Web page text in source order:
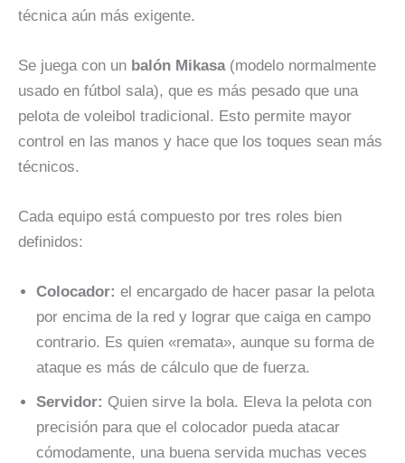
técnica aún más exigente.
Se juega con un balón Mikasa(modelo normalmente
usado en fútbol sala), que es más pesado que una
pelota de voleibol tradicional. Esto permite mayor
control en las manos y hace que los toques sean más
técnicos.
Cada equipo está compuesto por tres roles bien
definidos:
Colocador: el encargado de hacer pasar la pelota
por encima de la red y lograr que caiga en campo
contrario. Es quien «remata», aunque su forma de
ataque es más de cálculo que de fuerza.
Servidor: Quien sirve la bola. Eleva la pelota con
precisión para que el colocador pueda atacar
cómodamente, una buena servida muchas veces